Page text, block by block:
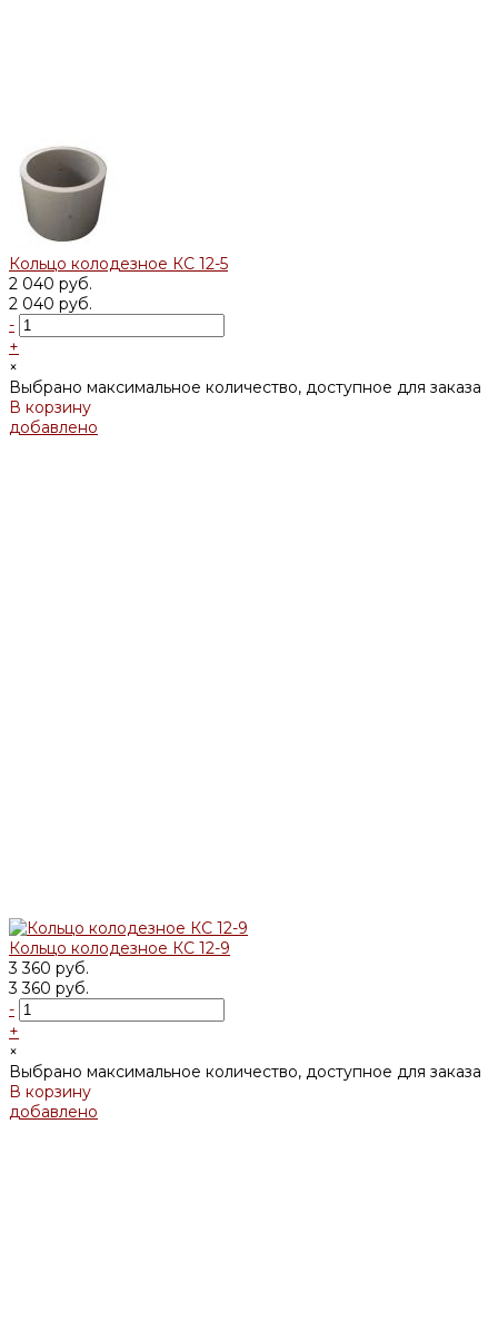
Кольцо колодезное КС 12-5
2 040 руб.
2 040 руб.
-
+
×
Выбрано максимальное количество, доступное для заказа
В корзину
добавлено
Кольцо колодезное КС 12-9
3 360 руб.
3 360 руб.
-
+
×
Выбрано максимальное количество, доступное для заказа
В корзину
добавлено